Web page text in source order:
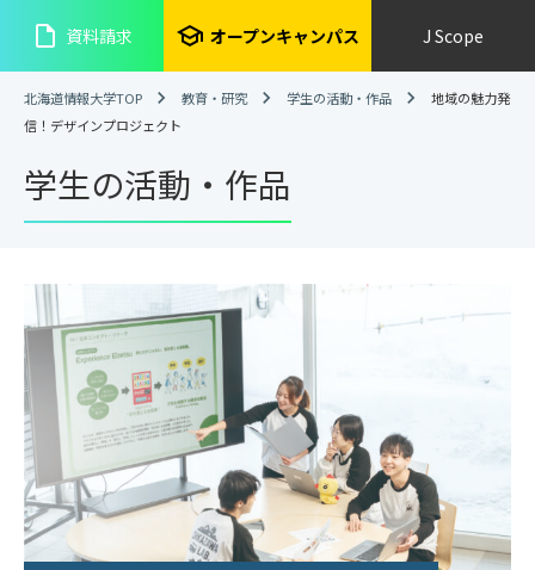
insert_drive_file 資料請求 school オープンキャンパス J Scope
北海道情報大学TOP 教育・研究 学生の活動・作品
地域の魅力発
信！デザインプロジェクト
学生の活動・作品